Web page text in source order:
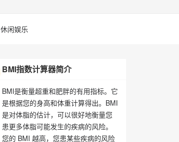
休闲娱乐
BMI指数计算器简介
BMI是衡量超重和肥胖的有用指标。它
是根据您的身高和体重计算得出。BMI
是对体脂的估计，可以很好地衡量您
患更多体脂可能发生的疾病的风险。
您的 BMI 越高，您患某些疾病的风险